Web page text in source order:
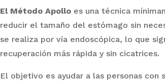
El Método Apollo es una técnica
reducir el tamaño del estómago sin
se realiza por vía endoscópica, lo que
recuperación más rápida y sin cicatrices.
El objetivo es ayudar a las personas con